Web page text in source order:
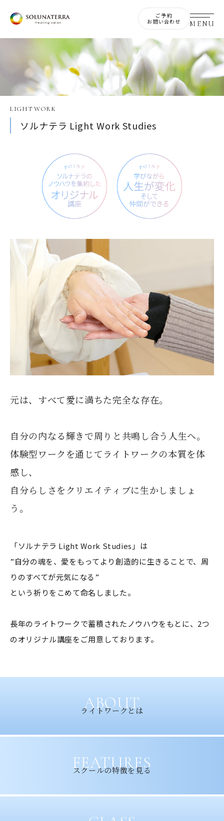
ご予約
お問い合わせ
LIGHT WORK
ソルナテラ Light Work Studies
元は、すべて愛に満ちた完全な存在。
自分の内なる輝きで周りと共鳴し合う人生へ。
体験型ワークを通じてライトワークの本質を体
感し、
自分らしさをクリエイティブに生かしましょ
う。
「ソルナテラ Light Work Studies」は
”自分の魂を、愛をもってより創造的に生きることで、周
りのすべてが元気になる”
という祈りをこめて命名しました。
長年のライトワークで蓄積されたノウハウをもとに、2つ
のオリジナル講座をご用意しております。
ABOUT
ライトワークとは
FEATURES
スクールの特徴を見る